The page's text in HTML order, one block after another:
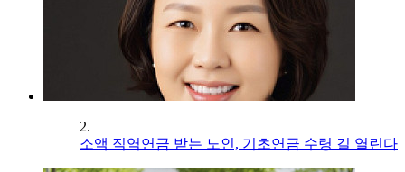
2.
소액 직역연금 받는 노인, 기초연금 수령 길 열린다